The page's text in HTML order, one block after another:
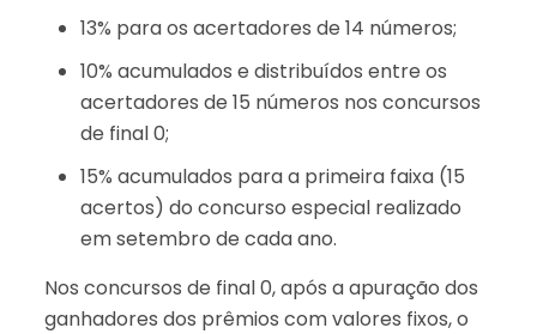
13% para os acertadores de 14 números;
10% acumulados e distribuídos entre os
acertadores de 15 números nos concursos
de final 0;
15% acumulados para a primeira faixa (15
acertos) do concurso especial realizado
em setembro de cada ano.
Nos concursos de final 0, após a apuração dos
ganhadores dos prêmios com valores fixos, o